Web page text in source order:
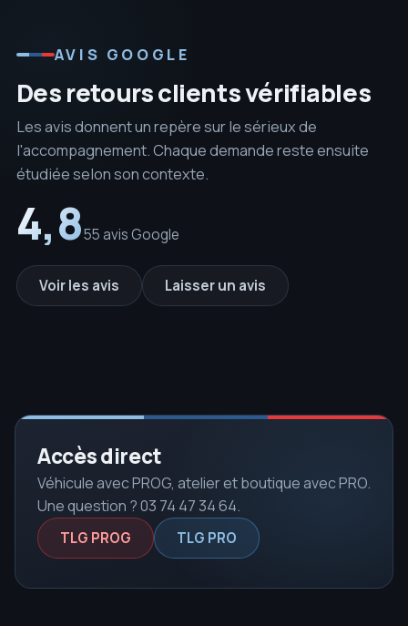
AVIS GOOGLE
Des retours clients vérifiables
Les avis donnent un repère sur le sérieux de
l'accompagnement. Chaque demande reste ensuite
étudiée selon son contexte.
4,855 avis Google
Voir les avis Laisser un avis
Accès direct
Véhicule avec PROG, atelier et boutique avec PRO.
Une question ? 03 74 47 34 64.
TLG PROG TLG PRO